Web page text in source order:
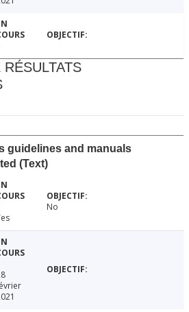
guidelines and manuals
(Text)
No